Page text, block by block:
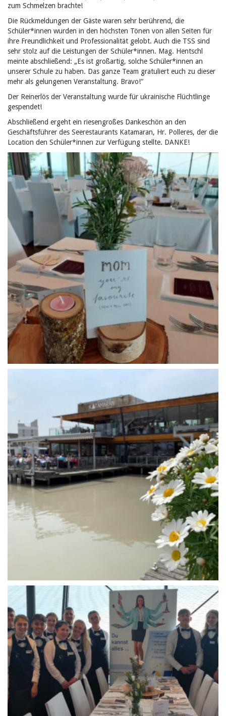
zum Schmelzen brachte!
Die Rückmeldungen der Gäste waren sehr berührend, die
Schüler*innen wurden in den höchsten Tönen von allen Seiten für
ihre Freundlichkeit und Professionalität gelobt. Auch die TSS sind
sehr stolz auf die Leistungen der Schüler*innen. Mag. Hentschl
meinte abschließend: „Es ist großartig, solche Schüler*innen an
unserer Schule zu haben. Das ganze Team gratuliert euch zu dieser
mehr als gelungenen Veranstaltung. Bravo!“
Der Reinerlös der Veranstaltung wurde für ukrainische Flüchtlinge
gespendet!
Abschließend ergeht ein riesengroßes Dankeschön an den
Geschäftsführer des Seerestaurants Katamaran, Hr. Polleres, der die
Location den Schüler*innen zur Verfügung stellte. DANKE!